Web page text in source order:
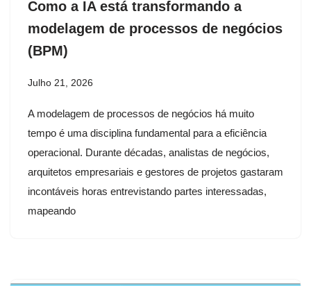
Como a IA está transformando a
modelagem de processos de negócios
(BPM)
Julho 21, 2026
A modelagem de processos de negócios há muito
tempo é uma disciplina fundamental para a eficiência
operacional. Durante décadas, analistas de negócios,
arquitetos empresariais e gestores de projetos gastaram
incontáveis horas entrevistando partes interessadas,
mapeando